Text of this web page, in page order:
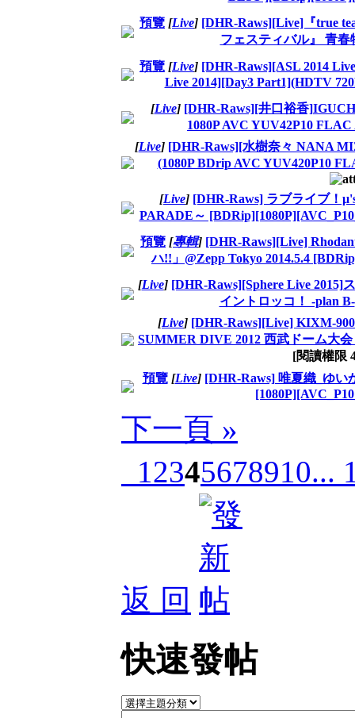
預覽 [Live] [DHR-Raws][Live]『true
フェスティバル』 青春
預覽 [Live] [DHR-Raws][ASL 2014
Live 2014][Day3 Part1](HDTV
[Live] [DHR-Raws][井口裕香
1080P AVC YUV42P10
[Live] [DHR-Raws][水樹奈々 NANA
(1080P BDrip AVC YUV420P10
[Live] [DHR-Raws] ラブライブ！
PARADE～
預覽 [專輯] [DHR-Raws][Live]
ハ!!」@Zepp Tokyo 2014.5.4
[Live] [DHR-Raws][Sphere Live 2015]
イントロッコ！ -plan B-
[Live] [DHR-Raws][Live] KIXM-
SUMMER DIVE 2012 西武ドーム大
[閱讀權限
預覽 [Live] [DHR-Raws] 唯夏織_ゆ
下一頁 »
1 2345678910...
返 回
快速發帖